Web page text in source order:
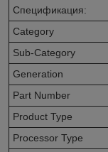
Спецификация:
Category
Sub-Category
Generation
Part Number
Product Type
Processor Type